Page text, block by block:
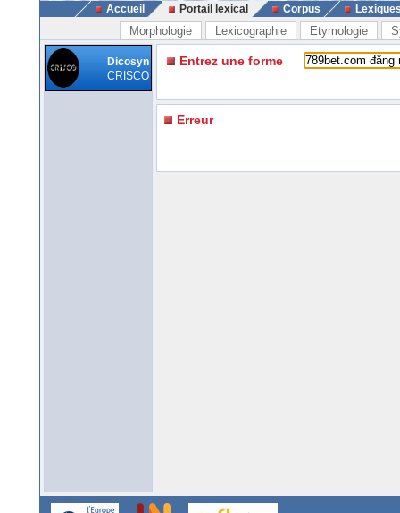
Accueil Portail lexical Corpus
Morphologie Lexicographie Etymologie
Dicosyn
CRISCO
Entrez une forme
Erreur